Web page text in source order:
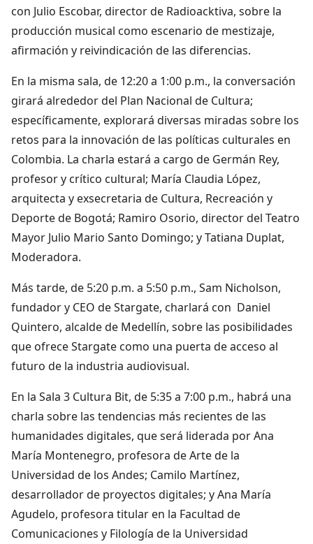
con Julio Escobar, director de Radioacktiva, sobre la
producción musical como escenario de mestizaje,
afirmación y reivindicación de las diferencias.
En la misma sala, de 12:20 a 1:00 p.m., la conversación
girará alrededor del Plan Nacional de Cultura;
específicamente, explorará diversas miradas sobre los
retos para la innovación de las políticas culturales en
Colombia. La charla estará a cargo de Germán Rey,
profesor y crítico cultural; María Claudia López,
arquitecta y exsecretaria de Cultura, Recreación y
Deporte de Bogotá; Ramiro Osorio, director del Teatro
Mayor Julio Mario Santo Domingo; y Tatiana Duplat,
Moderadora.
Más tarde, de 5:20 p.m. a 5:50 p.m., Sam Nicholson,
fundador y CEO de Stargate, charlará con Daniel
Quintero, alcalde de Medellín, sobre las posibilidades
que ofrece Stargate como una puerta de acceso al
futuro de la industria audiovisual.
En la Sala 3 Cultura Bit, de 5:35 a 7:00 p.m., habrá una
charla sobre las tendencias más recientes de las
humanidades digitales, que será liderada por Ana
María Montenegro, profesora de Arte de la
Universidad de los Andes; Camilo Martínez,
desarrollador de proyectos digitales; y Ana María
Agudelo, profesora titular en la Facultad de
Comunicaciones y Filología de la Universidad